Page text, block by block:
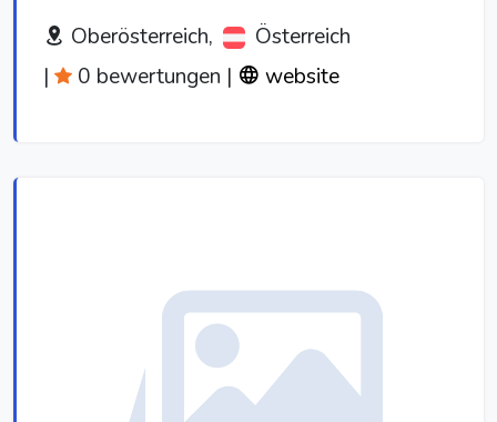
Oberösterreich,
Österreich
|
0 bewertungen | website